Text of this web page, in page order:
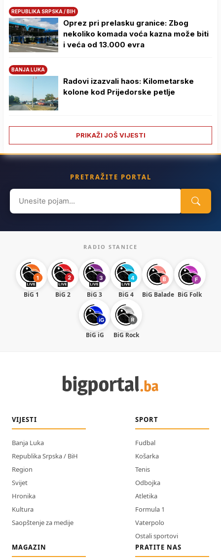
REPUBLIKA SRPSKA / BIH
Oprez pri prelasku granice: Zbog
nekoliko komada voća kazna može biti
i veća od 13.000 evra
BANJA LUKA
Radovi izazvali haos: Kilometarske
kolone kod Prijedorske petlje
PRIKAŽI JOŠ VIJESTI
PRETRAŽITE PORTAL
Search
for:
RADIO STANICE
BiG 1 BiG 2 BiG 3 BiG 4 BiG Balade BiG Folk
BiG iG BiG Rock
VIJESTI
Banja Luka
Republika Srpska / BiH
Region
Svijet
Hronika
Kultura
Saopštenje za medije
SPORT
Fudbal
Košarka
Tenis
Odbojka
Atletika
Formula 1
Vaterpolo
Ostali sportovi
MAGAZIN
PRATITE NAS